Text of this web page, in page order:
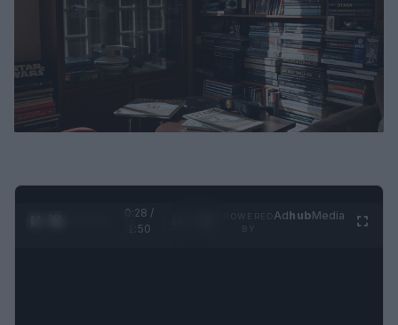
0:29 /
1:50
AdhubMedia